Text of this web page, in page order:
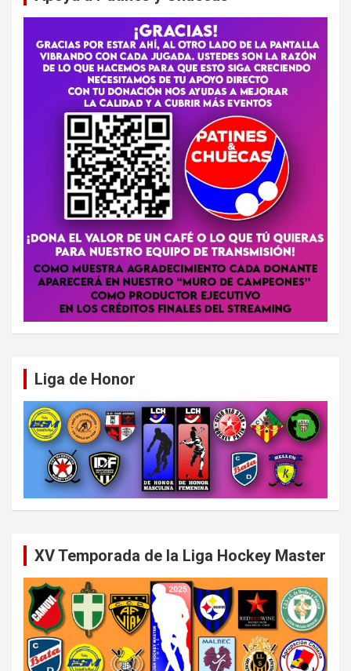
Liga de Honor
XV Temporada de la Liga Hockey Master